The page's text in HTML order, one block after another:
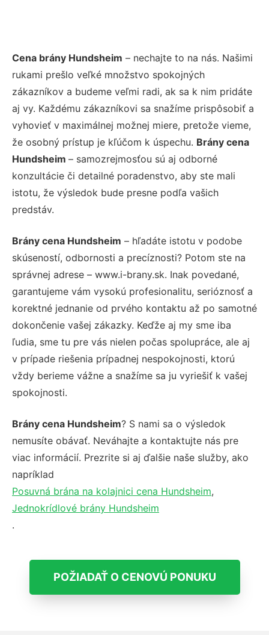
Cena brány Hundsheim – nechajte to na nás. Našimi
rukami prešlo veľké množstvo spokojných
zákazníkov a budeme veľmi radi, ak sa k nim pridáte
aj vy. Každému zákazníkovi sa snažíme prispôsobiť a
vyhovieť v maximálnej možnej miere, pretože vieme,
že osobný prístup je kľúčom k úspechu. Brány cena
Hundsheim – samozrejmosťou sú aj odborné
konzultácie či detailné poradenstvo, aby ste mali
istotu, že výsledok bude presne podľa vašich
predstáv.
Brány cena Hundsheim – hľadáte istotu v podobe
skúseností, odbornosti a precíznosti? Potom ste na
správnej adrese – www.i-brany.sk. Inak povedané,
garantujeme vám vysokú profesionalitu, serióznosť a
korektné jednanie od prvého kontaktu až po samotné
dokončenie vašej zákazky. Keďže aj my sme iba
ľudia, sme tu pre vás nielen počas spolupráce, ale aj
v prípade riešenia prípadnej nespokojnosti, ktorú
vždy berieme vážne a snažíme sa ju vyriešiť k vašej
spokojnosti.
Brány cena Hundsheim? S nami sa o výsledok
nemusíte obávať. Neváhajte a kontaktujte nás pre
viac informácií. Prezrite si aj ďalšie naše služby, ako
napríklad
Posuvná brána na kolajnici cena Hundsheim,
Jednokrídlové brány Hundsheim
.
POŽIADAŤ O CENOVÚ PONUKU